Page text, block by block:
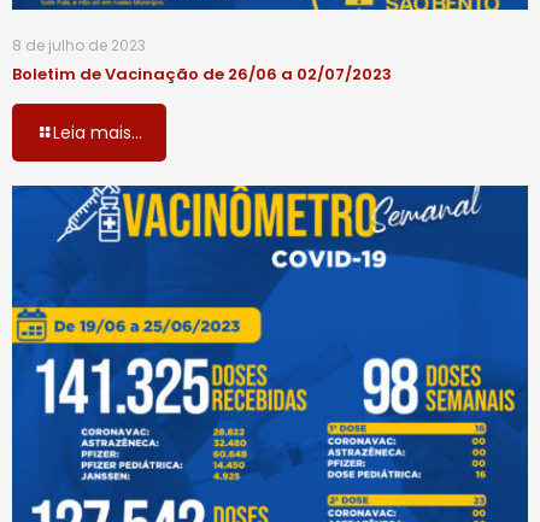
8 de julho de 2023
Boletim de Vacinação de 26/06 a 02/07/2023
Leia mais...